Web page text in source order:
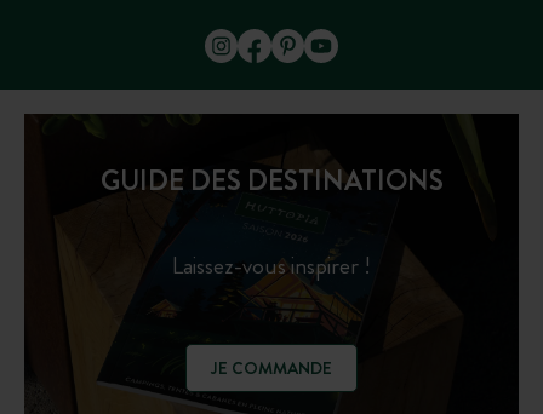
GUIDE DES DESTINATIONS
Laissez-vous inspirer !
JE COMMANDE